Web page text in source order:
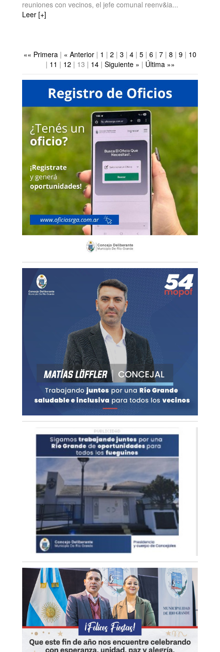
reuniones con vecinos, el jefe comunal reenv&ia...
Leer [+]
«« Primera | « Anterior | 1 | 2 | 3 | 4 | 5 | 6 | 7 | 8 | 9 | 10
| 11 | 12 | 13 | 14| Siguiente » | Última »»